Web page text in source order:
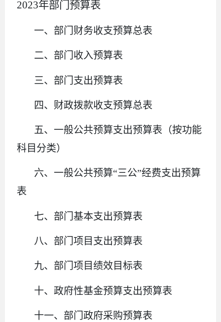
2023年部门预算表
一、部门财务收支预算总表
二、部门收入预算表
三、部门支出预算表
四、财政拨款收支预算总表
五、一般公共预算支出预算表（按功能
科目分类）
六、一般公共预算“三公”经费支出预算
表
七、部门基本支出预算表
八、部门项目支出预算表
九、部门项目绩效目标表
十、政府性基金预算支出预算表
十一、部门政府采购预算表